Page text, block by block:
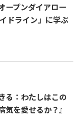
ープンダイアロー
ドライン」に学ぶ
る：わたしはこの
気を愛せるか？』